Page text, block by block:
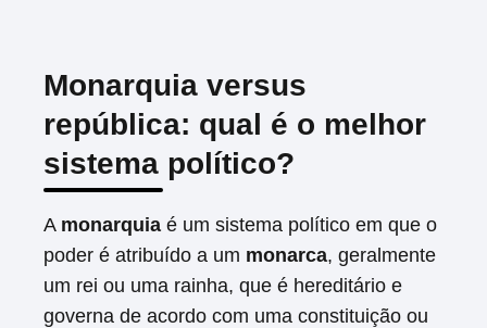
Monarquia versus
república: qual é o melhor
sistema político?
A monarquia é um sistema político em que o
poder é atribuído a um monarca, geralmente
um rei ou uma rainha, que é hereditário e
governa de acordo com uma constituição ou